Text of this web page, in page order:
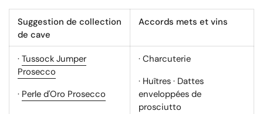
Suggestion de collection
de cave
Accords mets et vins
· Tussock Jumper
Prosecco
· Perle d'Oro Prosecco
· Charcuterie
· Huîtres · Dattes
enveloppées de
prosciutto